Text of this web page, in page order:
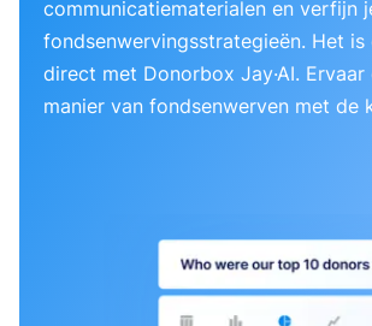
communicatiematerialen en verfijn
fondsenwervingsstrategieën. Het is
direct met Donorbox Jay·AI. Ervaar
manier van fondsenwerven met de